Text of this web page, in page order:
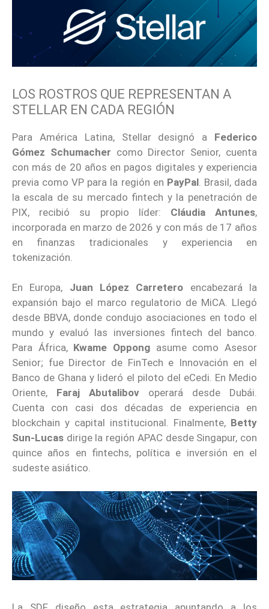
LOS ROSTROS QUE REPRESENTAN A
STELLAR EN CADA REGIÓN
Para América Latina, Stellar designó a Federico
Gómez Schumacher como Director Senior, cuenta
con más de 20 años en pagos digitales y experiencia
previa como VP para la región en PayPal. Brasil, dada
la escala de su mercado fintech y la penetración de
PIX, recibió su propio líder: Cláudia Antunes,
incorporada en marzo de 2026 y con más de 17 años
en finanzas tradicionales y experiencia en
tokenización.
En Europa, Juan López Carretero encabezará la
expansión bajo el marco regulatorio de MiCA. Llegó
desde BBVA, donde condujo asociaciones en todo el
mundo y evaluó las inversiones fintech del banco.
Para África, Kwame Oppong asume como Asesor
Senior; fue Director de FinTech e Innovación en el
Banco de Ghana y lideró el piloto del eCedi. En Medio
Oriente, Faraj Abutalibov operará desde Dubái.
Cuenta con casi dos décadas de experiencia en
blockchain y capital institucional. Finalmente, Betty
Sun-Lucas dirige la región APAC desde Singapur, con
quince años en fintechs, política e inversión en el
sudeste asiático.